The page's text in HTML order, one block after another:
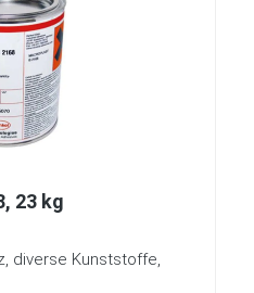
23 kg
diverse Kunststoffe,